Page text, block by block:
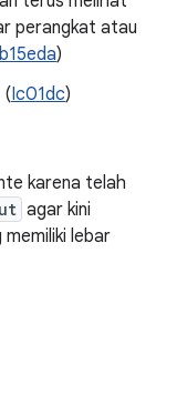
perangkat atau
b15eda)
(Ic01dc)
karena telah
agar kini
lebar